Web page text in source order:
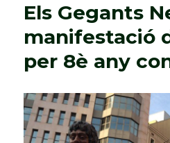
Els Gegants
manifestació
per 8è any